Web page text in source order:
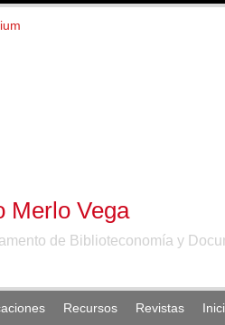
Merlo Vega
de Biblioteconomía y
Recursos Revistas